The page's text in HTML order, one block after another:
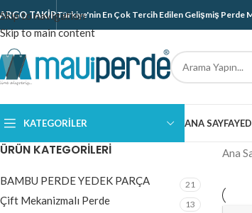
Skip to navigation
Skip to main content
TAKIPTürkiye'nin En Çok Tercih Edilen Gelişmiş Perde
KATEGORILER ANA SAYFA
ÜRÜN KATEGORILERI
BAMBU PERDE YEDEK PARÇA 21
Çift Mekanizmalı Perde 13
Ana